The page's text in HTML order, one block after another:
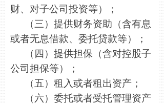
财、对子公司投资等）；
（三）提供财务资助（含有息
或者无息借款、委托贷款等）；
（四）提供担保（含对控股子
公司担保等）；
（五）租入或者租出资产；
（六）委托或者受托管理资产